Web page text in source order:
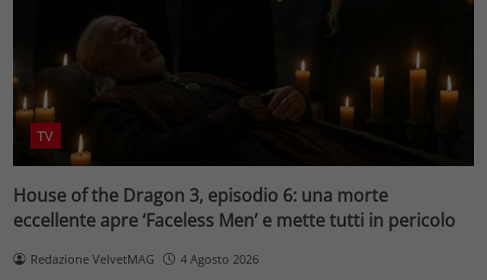
TV
House of the Dragon 3, episodio 6: una morte
eccellente apre ‘Faceless Men’ e mette tutti in pericolo
Redazione VelvetMAG 4 Agosto 2026